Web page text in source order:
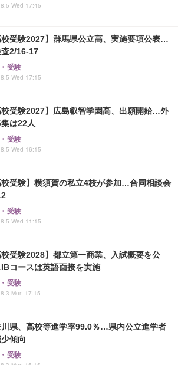
Wed 17:45
校受験2027】群馬県公立高、実施要項公表…
2/16-17
受験
Wed 17:15
校受験2027】広島叡智学園高、出願開始…外
は22人
受験
Wed 16:15
校受験】横須賀の私立4校が参加…合同相談会
受験
Wed 11:15
校受験2028】都立第一商業、入試概要を公
コースは英語面接を実施
受験
Mon 17:15
県、高校等進学率99.0％…県内公立進学者
傾向
受験